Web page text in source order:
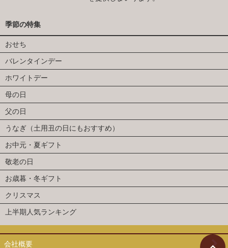
季節の特集
おせち
バレンタインデー
ホワイトデー
母の日
父の日
うなぎ（土用丑の日にもおすすめ）
お中元・夏ギフト
敬老の日
お歳暮・冬ギフト
クリスマス
上半期人気ランキング
会社概要